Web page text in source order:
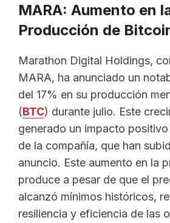
MARA: Aumento en
Producción de
Marathon Digital Holdings,
MARA, ha anunciado un
del 17% en su producción
(BTC) durante julio. Este
generado un impacto
de la compañía, que han
anuncio. Este aumento en la
produce a pesar de que el
alcanzó mínimos históricos,
resiliencia y eficiencia de las